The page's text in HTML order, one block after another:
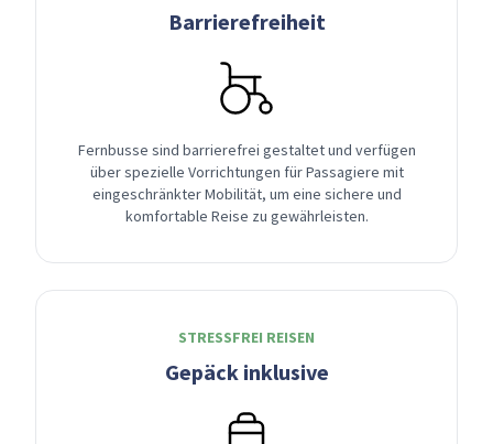
Barrierefreiheit
Fernbusse sind barrierefrei gestaltet und verfügen
über spezielle Vorrichtungen für Passagiere mit
eingeschränkter Mobilität, um eine sichere und
komfortable Reise zu gewährleisten.
STRESSFREI REISEN
Gepäck inklusive